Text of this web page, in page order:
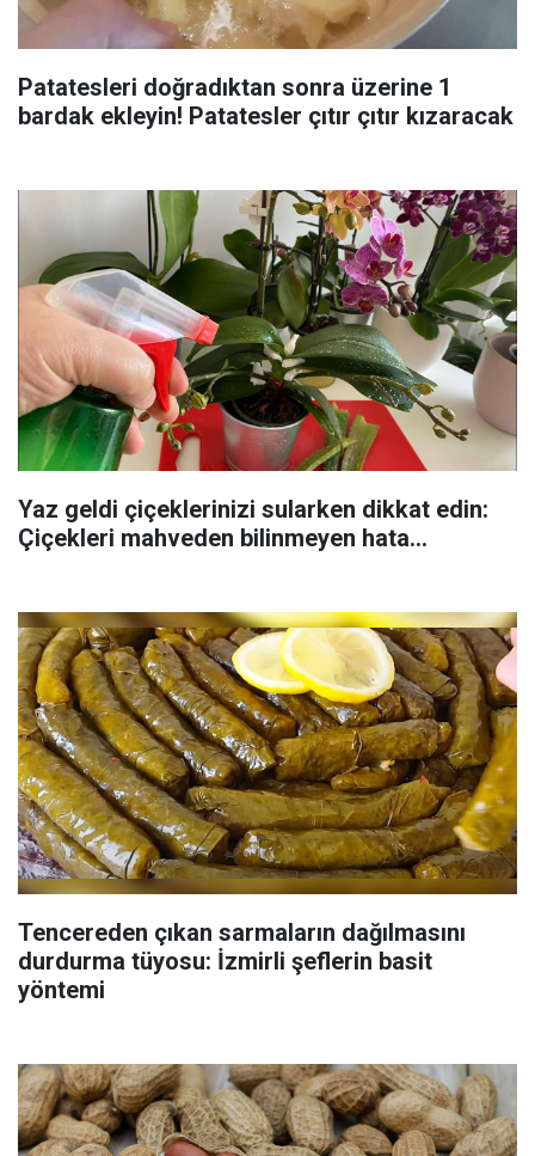
Patatesleri doğradıktan sonra üzerine 1
bardak ekleyin! Patatesler çıtır çıtır kızaracak
Yaz geldi çiçeklerinizi sularken dikkat edin:
Çiçekleri mahveden bilinmeyen hata...
Tencereden çıkan sarmaların dağılmasını
durdurma tüyosu: İzmirli şeflerin basit
yöntemi